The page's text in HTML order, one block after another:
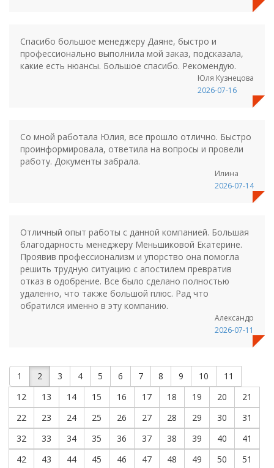
Спасибо большое менеджеру Даяне, быстро и
профессионально выполнила мой заказ, подсказала,
какие есть нюансы. Большое спасибо. Рекомендую.
Юля Кузнецова
2026-07-16
Со мной работала Юлия, все прошло отлично. Быстро
проинформировала, ответила на вопросы и провели
работу. Документы забрала.
Илина
2026-07-14
Отличный опыт работы с данной компанией. Большая
благодарность менеджеру Меньшиковой Екатерине.
Проявив профессионализм и упорство она помогла
решить трудную ситуацию с апостилем превратив
отказ в одобрение. Все было сделано полностью
удаленно, что также большой плюс. Рад что
обратился именно в эту компанию.
Александр
2026-07-11
1 2 3 4 5 6 7 8 9 10
11
12
13 14 15 16 17 18 19 20
21
22
23 24 25 26 27 28 29 30
31
32
33 34 35 36 37 38 39 40
41
42
43 44 45 46 47 48 49 50
51